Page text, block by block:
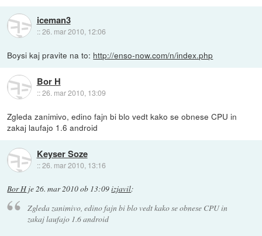
iceman3
::26. mar 2010, 12:06
Boysi kaj pravite na to: http://enso-now.com/n/index.php
Bor H
::26. mar 2010, 13:09
Zgleda zanimivo, edino fajn bi blo vedt kako se obnese CPU in
zakaj laufajo 1.6 android
Keyser Soze
::26. mar 2010, 13:16
Bor H je26. mar 2010 ob 13:09izjavil:
Zgleda zanimivo, edino fajn bi blo vedt kako se obnese CPU in
zakaj laufajo 1.6 android